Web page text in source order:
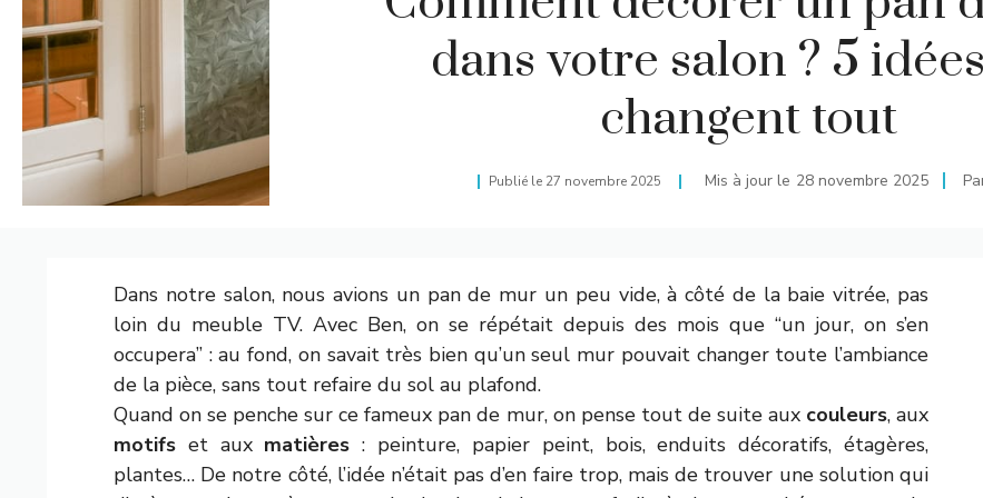
dans votre salon ? 5
changent tout
Publié le 27 novembre 2025 Mis à jour le 28 novembre 2025
Dans notre salon, nous avions un pan de mur un peu vide, à côté de la baie vitrée, pas
loin du meuble TV. Avec Ben, on se répétait depuis des mois que “un jour, on s’en
occupera” : au fond, on savait très bien qu’un seul mur pouvait changer toute l’ambiance
de la pièce, sans tout refaire du sol au plafond.
Quand on se penche sur ce fameux pan de mur, on pense tout de suite aux couleurs, aux
motifs et aux matières : peinture, papier peint, bois, enduits décoratifs, étagères,
plantes… De notre côté, l’idée n’était pas d’en faire trop, mais de trouver une solution qui